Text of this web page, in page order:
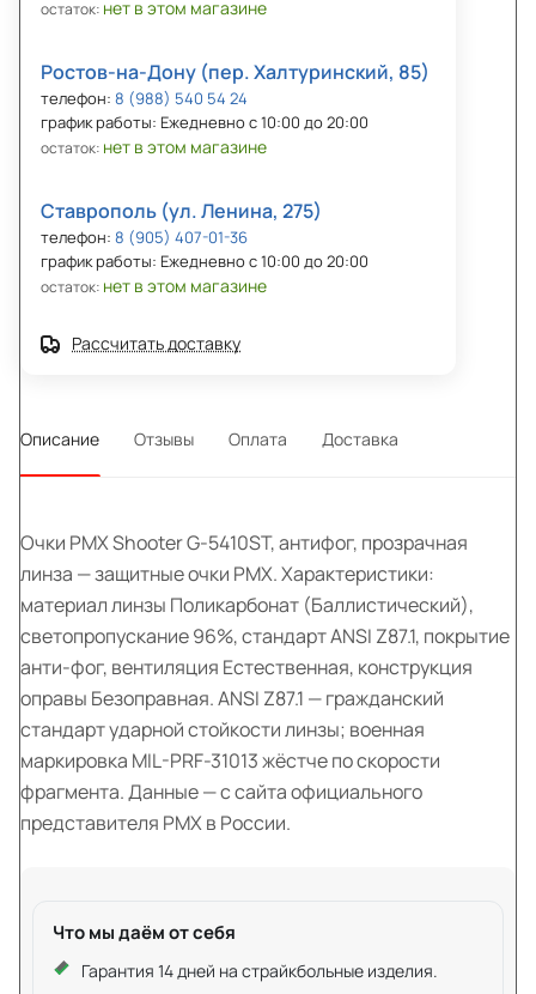
остаток: нет в этом магазине
Ростов-на-Дону (пер. Халтуринский, 85)
телефон: 8 (988) 540 54 24
график работы: Ежедневно с 10:00 до 20:00
остаток: нет в этом магазине
Ставрополь (ул. Ленина, 275)
телефон: 8 (905) 407-01-36
график работы: Ежедневно с 10:00 до 20:00
остаток: нет в этом магазине
Рассчитать доставку
Описание Отзывы Оплата Доставка
Очки PMX Shooter G-5410ST, антифог, прозрачная
линза — защитные очки PMX. Характеристики:
материал линзы Поликарбонат (Баллистический),
светопропускание 96%, стандарт ANSI Z87.1, покрытие
анти-фог, вентиляция Естественная, конструкция
оправы Безоправная. ANSI Z87.1 — гражданский
стандарт ударной стойкости линзы; военная
маркировка MIL-PRF-31013 жёстче по скорости
фрагмента. Данные — с сайта официального
представителя PMX в России.
Что мы даём от себя
Гарантия 14 дней на страйкбольные изделия.